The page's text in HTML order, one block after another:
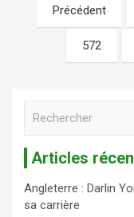
Précédent
572
r
c
Articles
Angleterre : Darlin
sa carrière